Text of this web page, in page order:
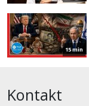
15 min
Kontakt